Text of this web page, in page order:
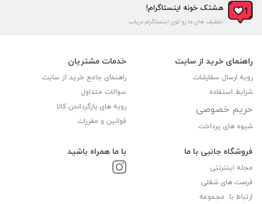
هشتک خونه اینستاگرام!
تخفیف های ما رو توی اینستاگرام دریاب
راهنمای خرید از سایت
رویه ارسال سفارشات
شرایط استفاده
حریم خصوصی
شیوه های پرداخت
خدمات مشتریان
راهنمای جامع خرید از سایت
سوالات متداول
رویه های بازگرداندن کالا
قوانین و مقررات
فروشگاه جانبی با ما
مجله اینترنتی
فرصت های شغلی
ارتباط با مجموعه
با ما همراه باشید